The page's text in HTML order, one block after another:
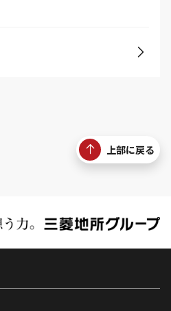
上部に戻る